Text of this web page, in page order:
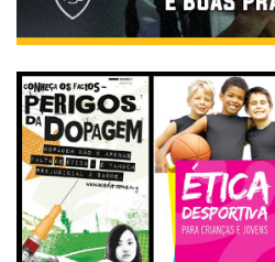
Mexilhoeira Grande
Estádio
08/03/2025
05.ªJornada
Esp. de Lagos
Centro de Formação
01/03/2025
04.ªJornada
Portimonense
N. Sporting Olhão
Centro de Formação
04/01/2025
11.ªJornada
Portimonense
Campo